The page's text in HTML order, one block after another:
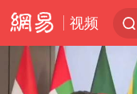
视频